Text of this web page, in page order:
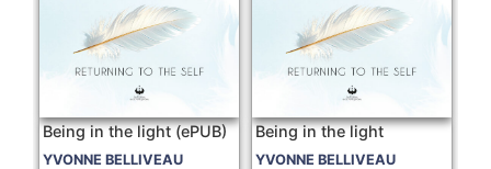
Being in the light (ePUB)
YVONNE BELLIVEAU
Being in the light
YVONNE BELLIVEAU